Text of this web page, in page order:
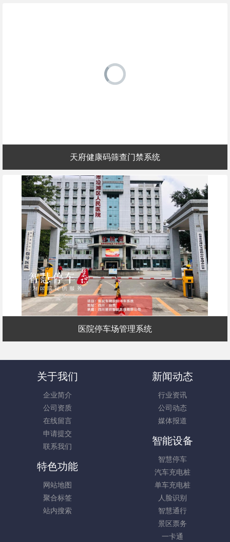
天府健康码筛查门禁系统
医院停车场管理系统
关于我们
企业简介
公司资质
在线留言
申请提交
联系我们
新闻动态
行业资讯
公司动态
媒体报道
智能设备
智慧停车
汽车充电桩
单车充电桩
人脸识别
智慧通行
景区票务
一卡通
特色功能
网站地图
聚合标签
站内搜索